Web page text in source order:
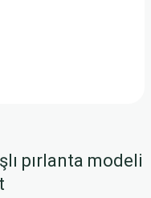
pırlanta modeli